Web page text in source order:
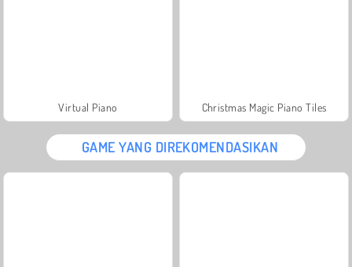
Virtual Piano Christmas Magic Piano Tiles
GAME YANG DIREKOMENDASIKAN